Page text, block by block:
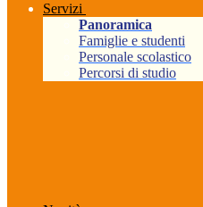
Servizi
Panoramica
Famiglie e studenti
Personale scolastico
Percorsi di studio